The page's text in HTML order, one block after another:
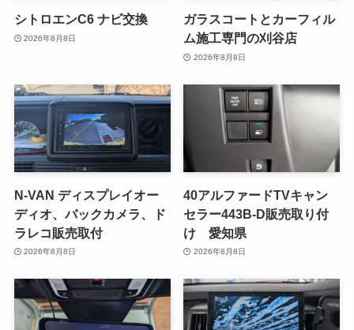
シトロエンC6 ナビ交換
2026年8月8日
ガラスコートとカーフィル
ム施工専門の刈谷店
2026年8月8日
N-VAN ディスプレイオー
ディオ、バックカメラ、ド
ラレコ販売取付
2026年8月8日
40アルファードTVキャン
セラー443B-D販売取り付
け 愛知県
2026年8月8日